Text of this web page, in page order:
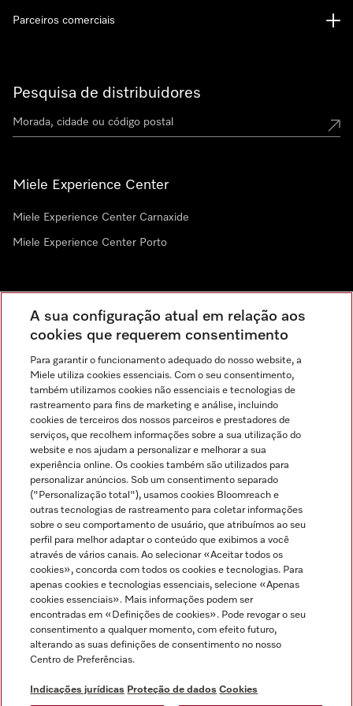
Pesquisa de distribuidores
Miele Experience Center
Miele Experience Center Carnaxide
Miele Experience Center Porto
Parceiros comerciais
Indicações jurídicas
Condições gerais
Proteção de dados
Condições de utilização
Canal de Ética
Formulário de livre resolução
Miele no Instagram
Miele no Facebook
Miele no Youtube
A sua configuração atual em relação aos
cookies que requerem consentimento
Para garantir o funcionamento adequado do nosso website, a
Miele utiliza cookies essenciais. Com o seu consentimento,
também utilizamos cookies não essenciais e tecnologias de
rastreamento para fins de marketing e análise, incluindo
cookies de terceiros dos nossos parceiros e prestadores de
serviços, que recolhem informações sobre a sua utilização do
website e nos ajudam a personalizar e melhorar a sua
experiência online. Os cookies também são utilizados para
personalizar anúncios. Sob um consentimento separado
("Personalização total"), usamos cookies Bloomreach e
outras tecnologias de rastreamento para coletar informações
sobre o seu comportamento de usuário, que atribuímos ao seu
perfil para melhor adaptar o conteúdo que exibimos a você
através de vários canais. Ao selecionar «Aceitar todos os
cookies», concorda com todos os cookies e tecnologias. Para
apenas cookies e tecnologias essenciais, selecione «Apenas
cookies essenciais». Mais informações podem ser
encontradas em «Definições de cookies». Pode revogar o seu
consentimento a qualquer momento, com efeito futuro,
alterando as suas definições de consentimento no nosso
Centro de Preferências.
Indicações jurídicas Proteção de dados Cookies